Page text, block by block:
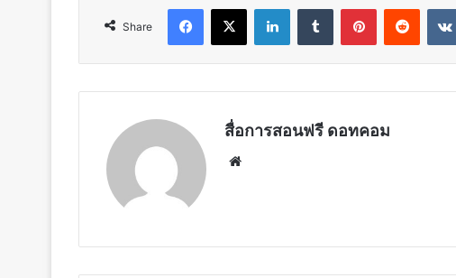
Share
Facebook
X LinkedInTumblr PinterestReddit
สื่อการสอนฟรี ดอทคอม